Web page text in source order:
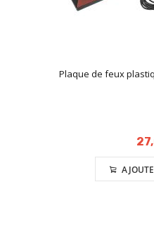
Plaque de feux